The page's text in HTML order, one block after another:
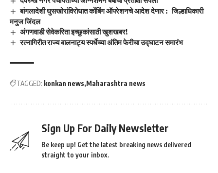
बांगलादेशी घुसखोरांविरोधात कोंबिंग ऑपरेशनचे आदेश देणार : जिल्हाधिकारी
मनुज जिंदल
अंगणवाडी सेवेकरिता इच्छुकांसाठी खुशखबर!
रत्नागिरीत राज्य बालनाट्य स्पर्धेच्या अंतिम फेरीचा उद्घाटन समारंभ
TAGGED: konkan news Maharashtra news
Sign Up For Daily Newsletter
Be keep up! Get the latest breaking news delivered
straight to your inbox.